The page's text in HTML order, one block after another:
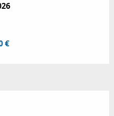
Oktober 2026
€